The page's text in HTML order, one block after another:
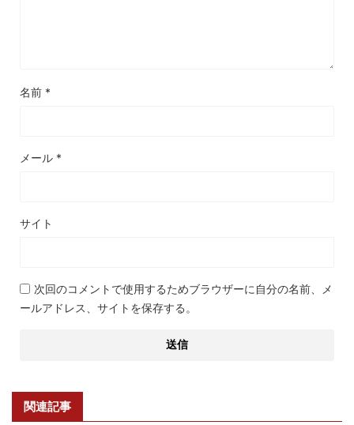
名前 *
メール *
サイト
次回のコメントで使用するためブラウザーに自分の名前、メ
ールアドレス、サイトを保存する。
関連記事